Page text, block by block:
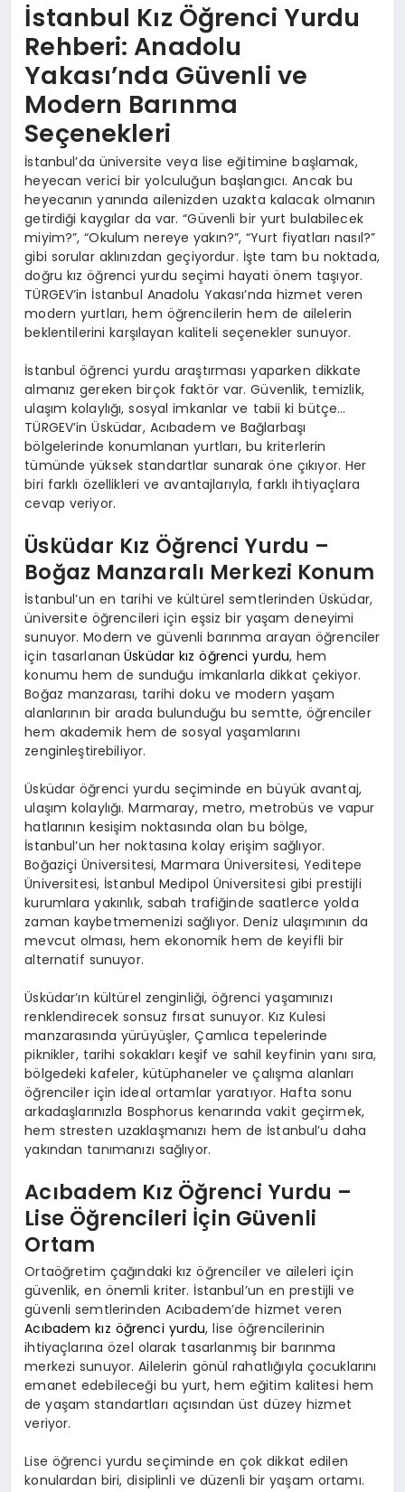
İstanbul Kız Öğrenci Yurdu
Rehberi: Anadolu
Yakası’nda Güvenli ve
Modern Barınma
Seçenekleri
İstanbul’da üniversite veya lise eğitimine başlamak,
heyecan verici bir yolculuğun başlangıcı. Ancak bu
heyecanın yanında ailenizden uzakta kalacak olmanın
getirdiği kaygılar da var. “Güvenli bir yurt bulabilecek
miyim?”, “Okulum nereye yakın?”, “Yurt fiyatları nasıl?”
gibi sorular aklınızdan geçiyordur. İşte tam bu noktada,
doğru kız öğrenci yurdu seçimi hayati önem taşıyor.
TÜRGEV’in İstanbul Anadolu Yakası’nda hizmet veren
modern yurtları, hem öğrencilerin hem de ailelerin
beklentilerini karşılayan kaliteli seçenekler sunuyor.
İstanbul öğrenci yurdu araştırması yaparken dikkate
almanız gereken birçok faktör var. Güvenlik, temizlik,
ulaşım kolaylığı, sosyal imkanlar ve tabii ki bütçe…
TÜRGEV’in Üsküdar, Acıbadem ve Bağlarbaşı
bölgelerinde konumlanan yurtları, bu kriterlerin
tümünde yüksek standartlar sunarak öne çıkıyor. Her
biri farklı özellikleri ve avantajlarıyla, farklı ihtiyaçlara
cevap veriyor.
Üsküdar Kız Öğrenci Yurdu –
Boğaz Manzaralı Merkezi Konum
İstanbul’un en tarihi ve kültürel semtlerinden Üsküdar,
üniversite öğrencileri için eşsiz bir yaşam deneyimi
sunuyor. Modern ve güvenli barınma arayan öğrenciler
için tasarlanan Üsküdar kız öğrenci yurdu, hem
konumu hem de sunduğu imkanlarla dikkat çekiyor.
Boğaz manzarası, tarihi doku ve modern yaşam
alanlarının bir arada bulunduğu bu semtte, öğrenciler
hem akademik hem de sosyal yaşamlarını
zenginleştirebiliyor.
Üsküdar öğrenci yurdu seçiminde en büyük avantaj,
ulaşım kolaylığı. Marmaray, metro, metrobüs ve vapur
hatlarının kesişim noktasında olan bu bölge,
İstanbul’un her noktasına kolay erişim sağlıyor.
Boğaziçi Üniversitesi, Marmara Üniversitesi, Yeditepe
Üniversitesi, İstanbul Medipol Üniversitesi gibi prestijli
kurumlara yakınlık, sabah trafiğinde saatlerce yolda
zaman kaybetmemenizi sağlıyor. Deniz ulaşımının da
mevcut olması, hem ekonomik hem de keyifli bir
alternatif sunuyor.
Üsküdar’ın kültürel zenginliği, öğrenci yaşamınızı
renklendirecek sonsuz fırsat sunuyor. Kız Kulesi
manzarasında yürüyüşler, Çamlıca tepelerinde
piknikler, tarihi sokakları keşif ve sahil keyfinin yanı sıra,
bölgedeki kafeler, kütüphaneler ve çalışma alanları
öğrenciler için ideal ortamlar yaratıyor. Hafta sonu
arkadaşlarınızla Bosphorus kenarında vakit geçirmek,
hem stresten uzaklaşmanızı hem de İstanbul’u daha
yakından tanımanızı sağlıyor.
Acıbadem Kız Öğrenci Yurdu –
Lise Öğrencileri İçin Güvenli
Ortam
Ortaöğretim çağındaki kız öğrenciler ve aileleri için
güvenlik, en önemli kriter. İstanbul’un en prestijli ve
güvenli semtlerinden Acıbadem’de hizmet veren
Acıbadem kız öğrenci yurdu, lise öğrencilerinin
ihtiyaçlarına özel olarak tasarlanmış bir barınma
merkezi sunuyor. Ailelerin gönül rahatlığıyla çocuklarını
emanet edebileceği bu yurt, hem eğitim kalitesi hem
de yaşam standartları açısından üst düzey hizmet
veriyor.
Lise öğrenci yurdu seçiminde en çok dikkat edilen
konulardan biri, disiplinli ve düzenli bir yaşam ortamı.